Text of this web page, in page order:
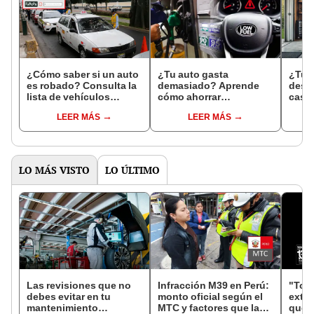
¿Cómo saber si un auto
es robado? Consulta la
lista de vehículos
LEER MÁS
¿Tu auto gasta
demasiado? Aprende
cómo ahorrar
consejos prácticos
LEER MÁS
¿Tu
LO MÁS VISTO LO ÚLTIMO
Las revisiones que no
debes evitar en tu
mantenimiento
Infracción M39 en Perú:
monto oficial según el
MTC y factores que la
que